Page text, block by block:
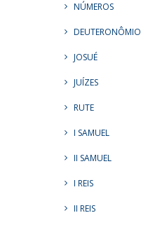
NÚMEROS
DEUTERONÔMIO
JOSUÉ
JUÍZES
RUTE
I SAMUEL
II SAMUEL
I REIS
II REIS